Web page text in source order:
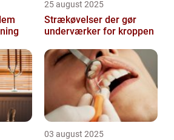
25 august 2025
Strækøvelser der gør
underværker for kroppen
03 august 2025